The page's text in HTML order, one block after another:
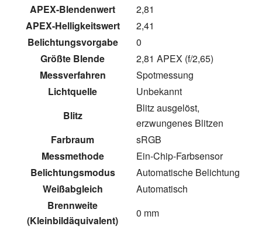
APEX-Blendenwert
2,81
APEX-Helligkeitswert
2,41
Belichtungsvorgabe
0
Größte Blende
2,81 APEX (f/2,65)
Messverfahren
Spotmessung
Lichtquelle
Unbekannt
Blitz
Blitz ausgelöst,
erzwungenes Blitzen
Farbraum
sRGB
Messmethode
Ein-Chip-Farbsensor
Belichtungsmodus
Automatische Belichtung
Weißabgleich
Automatisch
Brennweite
(Kleinbildäquivalent)
0 mm